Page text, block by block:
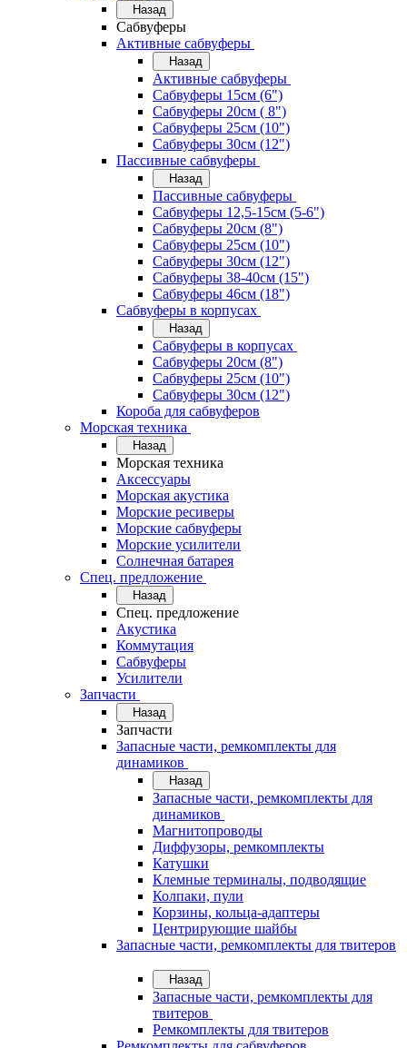
Назад
Сабвуферы
Активные сабвуферы
Назад
Активные сабвуферы
Сабвуферы 15см (6")
Сабвуферы 20см ( 8")
Сабвуферы 25см (10")
Сабвуферы 30см (12")
Пассивные сабвуферы
Назад
Пассивные сабвуферы
Сабвуферы 12,5-15см (5-6")
Сабвуферы 20см (8")
Сабвуферы 25см (10")
Сабвуферы 30см (12")
Сабвуферы 38-40см (15")
Сабвуферы 46см (18")
Сабвуферы в корпусах
Назад
Сабвуферы в корпусах
Сабвуферы 20см (8")
Сабвуферы 25см (10")
Сабвуферы 30см (12")
Короба для сабвуферов
Морская техника
Назад
Морская техника
Аксессуары
Морская акустика
Морские ресиверы
Морские сабвуферы
Морские усилители
Солнечная батарея
Спец. предложение
Назад
Спец. предложение
Акустика
Коммутация
Сабвуферы
Усилители
Запчасти
Назад
Запчасти
Запасные части, ремкомплекты для
динамиков
Назад
Запасные части, ремкомплекты для
динамиков
Магнитопроводы
Диффузоры, ремкомплекты
Катушки
Клемные терминалы, подводящие
Колпаки, пули
Корзины, кольца-адаптеры
Центрирующие шайбы
Запасные части, ремкомплекты для твитеров
Назад
Запасные части, ремкомплекты для
твитеров
Ремкомплекты для твитеров